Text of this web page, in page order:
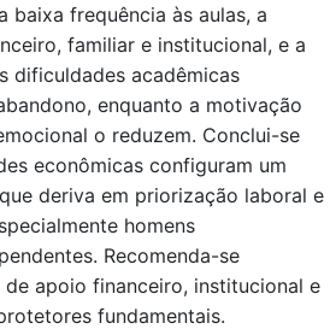
baixa frequência às aulas, a
familiar e institucional, e a
dificuldades acadêmicas
enquanto a motivação
o reduzem. Conclui-se
econômicas configuram um
deriva em priorização laboral e
homens
Recomenda-se
apoio financeiro, institucional e
fundamentais.